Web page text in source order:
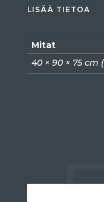
LISÄÄ TIETOA
Mitat
40 × 90 × 75